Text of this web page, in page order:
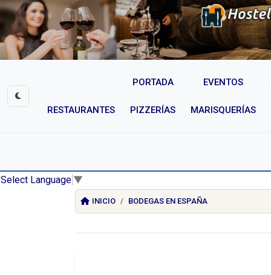
PORTADA EVENTOS
RESTAURANTES PIZZERÍAS MARISQUERÍAS
Select Language ▼
INICIO BODEGAS EN ESPAÑA